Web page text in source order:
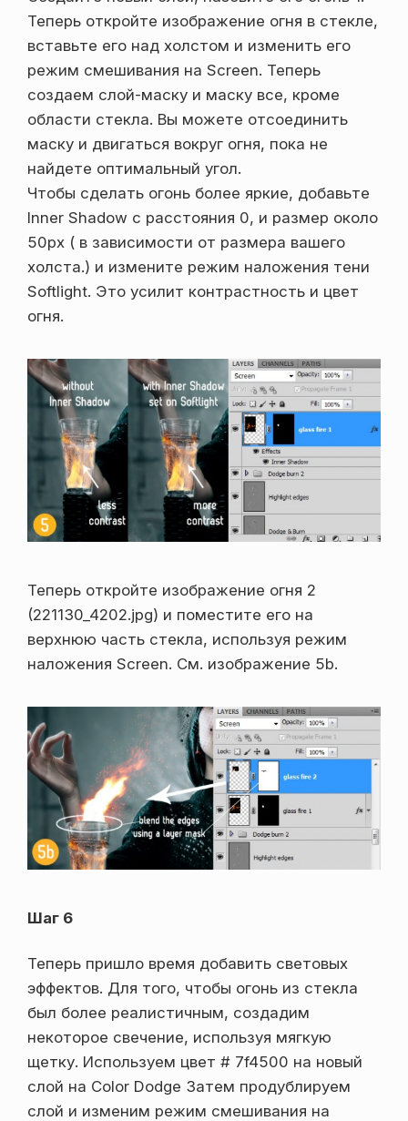
Теперь откройте изображение огня в стекле,
вставьте его над холстом и изменить его
режим смешивания на Screen. Теперь
создаем слой-маску и маску все, кроме
области стекла. Вы можете отсоединить
маску и двигаться вокруг огня, пока не
найдете оптимальный угол.
Чтобы сделать огонь более яркие, добавьте
Inner Shadow с расстояния 0, и размер около
50px ( в зависимости от размера вашего
холста.) и измените режим наложения тени
Softlight. Это усилит контрастность и цвет
огня.
Теперь откройте изображение огня 2
(221130_4202.jpg) и поместите его на
верхнюю часть стекла, используя режим
наложения Screen. См. изображение 5b.
Шаг 6
Теперь пришло время добавить световых
эффектов. Для того, чтобы огонь из стекла
был более реалистичным, создадим
некоторое свечение, используя мягкую
щетку. Используем цвет # 7f4500 на новый
слой на Color Dodge Затем продублируем
слой и изменим режим смешивания на